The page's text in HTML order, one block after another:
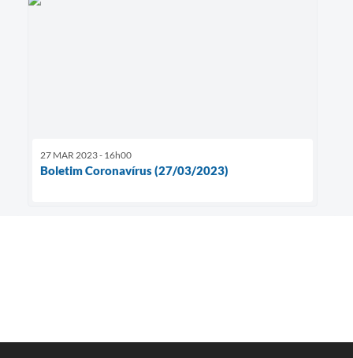
27 MAR 2023 - 16h00
Boletim Coronavírus (27/03/2023)